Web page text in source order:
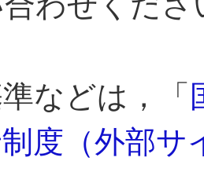
などは，「
度（外部サ